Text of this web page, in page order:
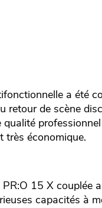
a été
retour de scène
très économique.
15 X
capacités à